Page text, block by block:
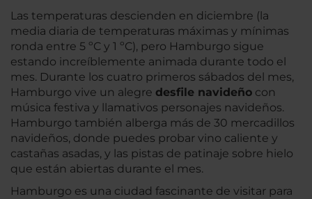
Las temperaturas descienden en diciembre (la
media diaria de temperaturas máximas y mínimas
ronda entre 5 ºC y 1 ºC), pero Hamburgo sigue
estando increíblemente animada durante todo el
mes. Durante los cuatro primeros sábados del mes,
Hamburgo vive un alegre desfile navideño con
música festiva y llamativos personajes navideños.
Hamburgo también alberga más de 30 mercadillos
navideños, donde puedes probar vino caliente y
castañas asadas, y las pistas de patinaje sobre hielo
que están abiertas durante el mes.
Hamburgo es una ciudad fascinante de visitar para